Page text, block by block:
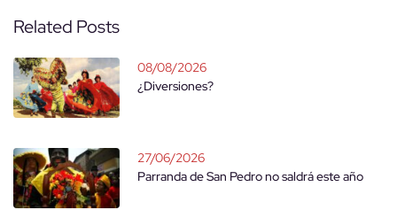
Related Posts
08/08/2026
¿Diversiones?
27/06/2026
Parranda de San Pedro no saldrá este año